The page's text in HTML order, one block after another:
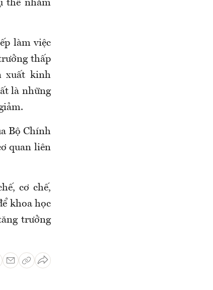
thể nhằm
làm việc
thấp
xuất kinh
là những
Bộ Chính
quan liên
cơ chế,
khoa học
trưởng